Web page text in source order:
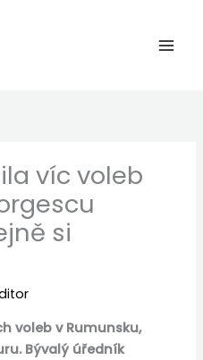
víc voleb
si
voleb v Rumunsku,
Bývalý úředník